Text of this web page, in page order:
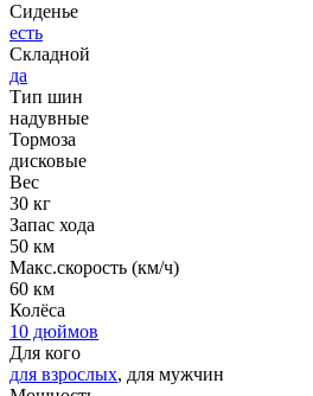
Сиденье
есть
Складной
да
Тип шин
надувные
Тормоза
дисковые
Вес
30 кг
Запас хода
50 км
Макс.скорость (км/ч)
60 км
Колёса
10 дюймов
Для кого
для взрослых, для мужчин